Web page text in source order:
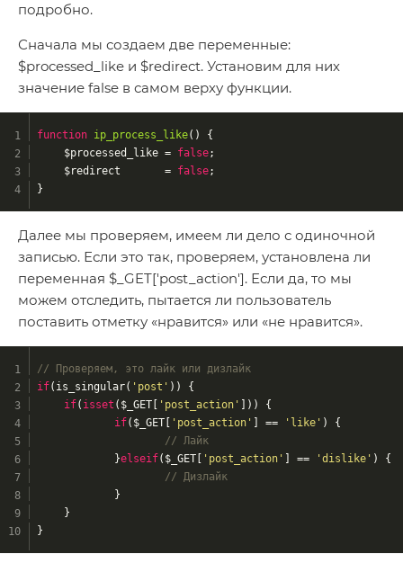
подробно.
Сначала мы создаем две переменные:
$processed_like и $redirect. Установим для них
значение false в самом верху функции.
function ip_process_like()
{
	$processed_like =
false;
	$redirect       =
false;
}
Далее мы проверяем, имеем ли дело с одиночной
записью. Если это так, проверяем, установлена ​​ли
переменная $_GET['post_action']. Если да, то мы
можем отследить, пытается ли пользователь
поставить отметку «нравится» или «не нравится».
// Проверяем, это лайк или дизлайк
if(is_singular( 'post' )) {
if( isset ($_GET[ 'post_action'
])) {
if($_GET[ 'post_action' ] == 'like' ) {
// Лайк
		}
elseif($_GET[ 'post_action' ] == 'dislike' ) {
// Дизлайк
		}
	}
}